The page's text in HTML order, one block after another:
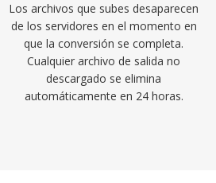
Los archivos que subes desaparecen
de los servidores en el momento en
que la conversión se completa.
Cualquier archivo de salida no
descargado se elimina
automáticamente en 24 horas.